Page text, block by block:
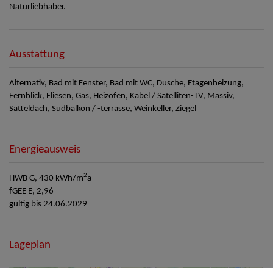
Naturliebhaber.
Ausstattung
Alternativ Bad mit Fenster Bad mit WC Dusche Etagenheizung
Fernblick Fliesen Gas Heizofen Kabel / Satelliten-TV Massiv
Satteldach Südbalkon / -terrasse Weinkeller Ziegel
Energieausweis
HWB G, 430 kWh/m2a
fGEE E, 2,96
gültig bis 24.06.2029
Lageplan